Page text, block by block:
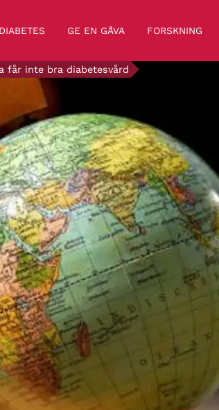
GE EN GÅVA FORSKNING
får inte bra diabetesvård